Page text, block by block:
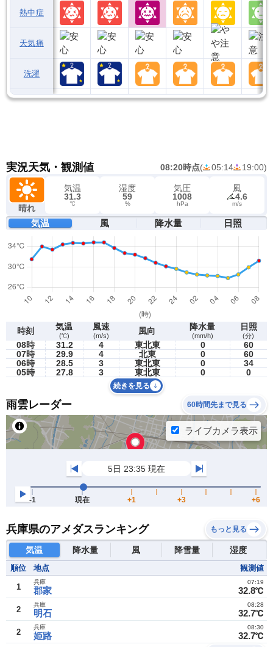
熱中症
天気痛
洗濯
実況天気・観測値 08:20時点( 05:14 19:00)
晴れ
気温
31.3
℃
湿度
59
%
気圧
1008
hPa
風
4.6
m/s
気温 風 降水量 日照
時刻 気温
(℃)
風速
(m/s) 風向 降水量
(mm/h)
日照
(分)
08時 31.2 4 東北東 0
60
07時
29.9 4 北東 0
60
06時
28.5 3 東北東 0
34
05時
27.8 3 東北東 0 0
続きを見る
雨雲レーダー 60時間先まで見る
兵庫県のアメダスランキング もっと見る
気温 降水量 風 降雪量 湿度
順位 地点 観測値
1 郡家
兵庫
32.8℃
07:19
2 明石
兵庫
32.7℃
08:28
2 姫路
兵庫
32.7℃
08:30